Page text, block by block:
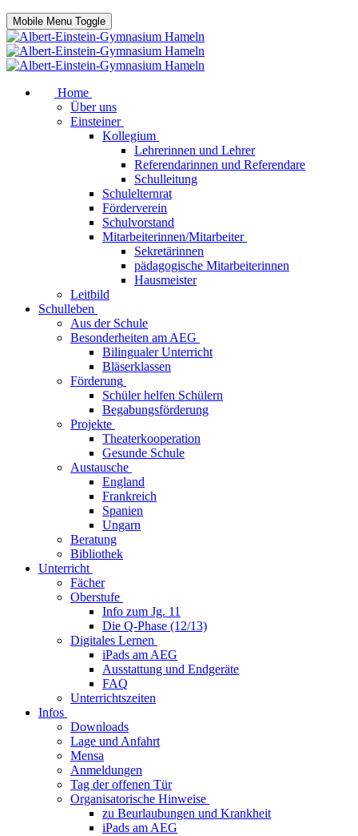
Mobile Menu Toggle
Home
Über uns
Einsteiner
Kollegium
Lehrerinnen und Lehrer
Referendarinnen und Referendare
Schulleitung
Schulelternrat
Förderverein
Schulvorstand
Mitarbeiterinnen/Mitarbeiter
Sekretärinnen
pädagogische Mitarbeiterinnen
Hausmeister
Leitbild
Schulleben
Aus der Schule
Besonderheiten am AEG
Bilingualer Unterricht
Bläserklassen
Förderung
Schüler helfen Schülern
Begabungsförderung
Projekte
Theaterkooperation
Gesunde Schule
Austausche
England
Frankreich
Spanien
Ungarn
Beratung
Bibliothek
Unterricht
Fächer
Oberstufe
Info zum Jg. 11
Die Q-Phase (12/13)
Digitales Lernen
iPads am AEG
Ausstattung und Endgeräte
FAQ
Unterrichtszeiten
Infos
Downloads
Lage und Anfahrt
Mensa
Anmeldungen
Tag der offenen Tür
Organisatorische Hinweise
zu Beurlaubungen und Krankheit
iPads am AEG